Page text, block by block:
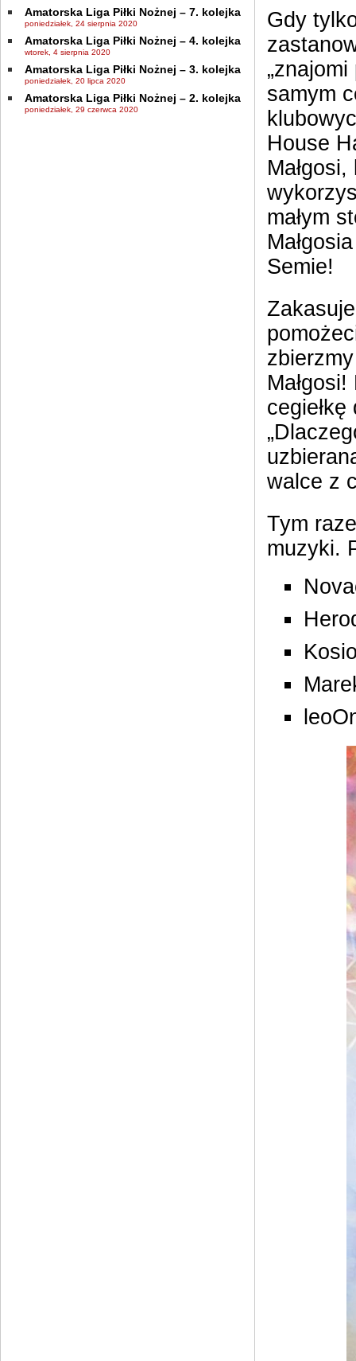
Amatorska Liga Piłki Nożnej – 7. kolejka
poniedziałek, 24 sierpnia 2020
Amatorska Liga Piłki Nożnej – 4. kolejka
wtorek, 4 sierpnia 2020
Amatorska Liga Piłki Nożnej – 3. kolejka
poniedziałek, 20 lipca 2020
Amatorska Liga Piłki Nożnej – 2. kolejka
poniedziałek, 29 czerwca 2020
Gdy
samym
House
małym
Semie!
walce z
Tym
muzyki.